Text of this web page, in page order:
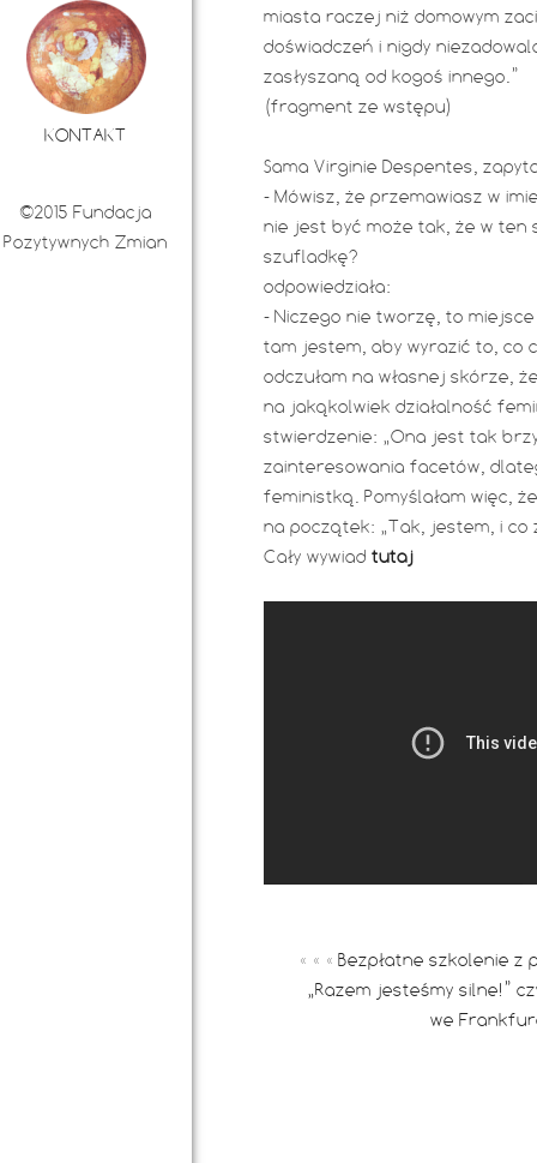
KONTAKT
©2015 Fundacja
Pozytywnych Zmian
miasta raczej niż domowym
doświadczeń i nigdy
zasłyszaną od kogoś innego.”
(fragment ze wstępu)
Sama Virginie Despentes,
- Mówisz, że przemawiasz w
nie jest być może tak, że w
szufladkę?
odpowiedziała:
- Niczego nie tworzę, to
tam jestem, aby wyrazić to, co
odczułam na własnej skórze,
na jakąkolwiek działalność
stwierdzenie: „Ona jest tak
zainteresowania facetów,
feministką. Pomyślałam więc,
na początek: „Tak, jestem, i co
Cały wywiad tutaj
« « « Bezpłatne szkolenie z
„Razem jesteśmy silne!”
we